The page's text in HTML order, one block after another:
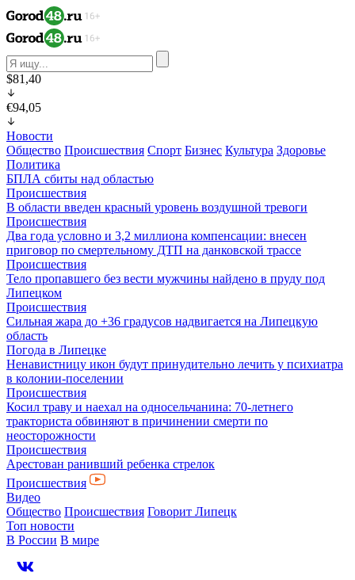
$81,40
€94,05
Новости
Общество Происшествия Спорт Бизнес Культура Здоровье
Политика
БПЛА сбиты над областью
Происшествия
В области введен красный уровень воздушной тревоги
Происшествия
Два года условно и 3,2 миллиона компенсации: внесен
приговор по смертельному ДТП на данковской трассе
Происшествия
Тело пропавшего без вести мужчины найдено в пруду под
Липецком
Происшествия
Сильная жара до +36 градусов надвигается на Липецкую
область
Погода в Липецке
Ненавистницу икон будут принудительно лечить у психиатра
в колонии-поселении
Происшествия
Косил траву и наехал на односельчанина: 70-летнего
тракториста обвиняют в причинении смерти по
неосторожности
Происшествия
Арестован ранивший ребенка стрелок
Происшествия
Видео
Общество Происшествия Говорит Липецк
Топ новости
В России В мире